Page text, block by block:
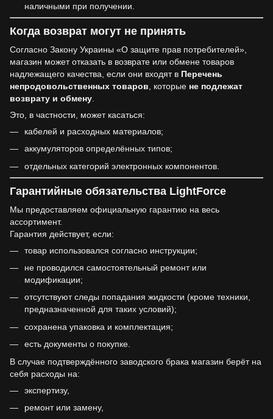
наличными при получении.
Когда возврат могут не принять
Согласно Закону Украины «О защите прав потребителей»,
магазин может отказать в возврате или обмене товаров
надлежащего качества, если они входят в Перечень
непродовольственных товаров , которые не подлежат
возврату и обмену
Это, в частности, может касаться:
кабелей и расходных материалов;
аккумуляторов определённых типов;
отдельных категорий электронных компонентов.
Гарантийные обязательства LightForce
Мы предоставляем официальную гарантию на весь
ассортимент.
Гарантия действует, если:
товар использовался согласно инструкции;
не проводился самостоятельный ремонт или
модификации;
отсутствуют следы попадания жидкости (кроме техники,
предназначенной для таких условий);
сохранена упаковка и комплектация;
есть документы о покупке.
В случае подтверждённого заводского брака магазин берёт на
себя расходы на:
экспертизу,
ремонт или замену,